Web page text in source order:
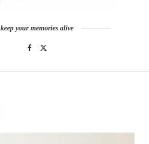
keep your memories alive